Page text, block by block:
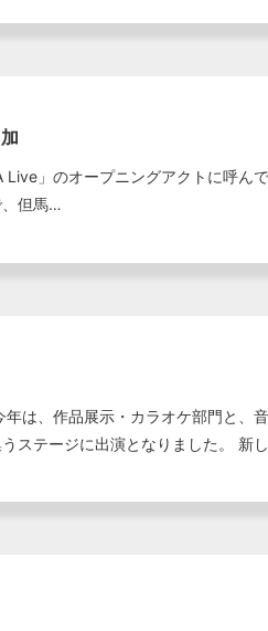
」のオープニングアクトに呼ん
、但馬…
は、作品展示・カラオケ部門と、
ステージに出演となりました。 新